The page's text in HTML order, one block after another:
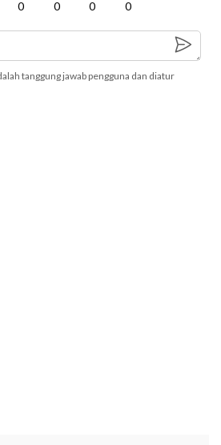
0 0 0 0
tanggung jawab pengguna dan diatur